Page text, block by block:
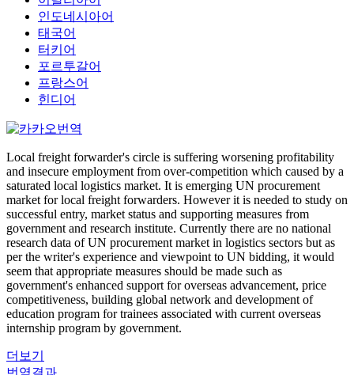
인도네시아어
태국어
터키어
포르투갈어
프랑스어
힌디어
Local freight forwarder's circle is suffering worsening profitability
and insecure employment from over-competition which caused by a
saturated local logistics market. It is emerging UN procurement
market for local freight forwarders. However it is needed to study on
successful entry, market status and supporting measures from
government and research institute. Currently there are no national
research data of UN procurement market in logistics sectors but as
per the writer's experience and viewpoint to UN bidding, it would
seem that appropriate measures should be made such as
government's enhanced support for overseas advancement, price
competitiveness, building global network and development of
education program for trainees associated with current overseas
internship program by government.
더보기
번역결과